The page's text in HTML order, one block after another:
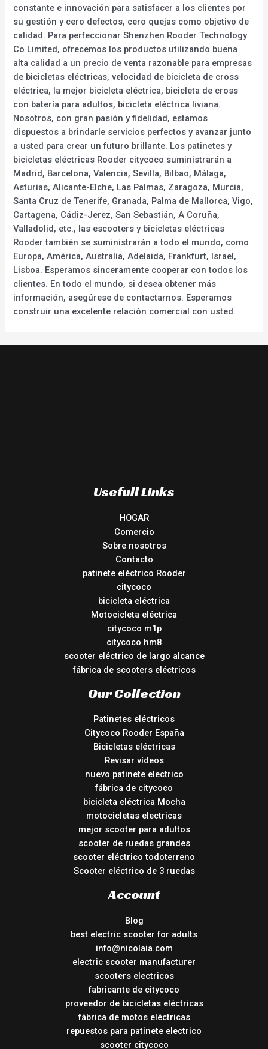
constante e innovación para satisfacer a los clientes por
su gestión y cero defectos, cero quejas como objetivo de
calidad. Para perfeccionar Shenzhen Rooder Technology
Co Limited, ofrecemos los productos utilizando buena
alta calidad a un precio de venta razonable para empresas
de bicicletas eléctricas, velocidad de bicicleta de cross
eléctrica, la mejor bicicleta eléctrica, bicicleta de cross
con batería para adultos, bicicleta eléctrica liviana.
Nosotros, con gran pasión y fidelidad, estamos
dispuestos a brindarle servicios perfectos y avanzar junto
a usted para crear un futuro brillante. Los patinetes y
bicicletas eléctricas Rooder citycoco suministrarán a
Madrid, Barcelona, Valencia, Sevilla, Bilbao, Málaga,
Asturias, Alicante-Elche, Las Palmas, Zaragoza, Murcia,
Santa Cruz de Tenerife, Granada, Palma de Mallorca, Vigo,
Cartagena, Cádiz-Jerez, San Sebastián, A Coruña,
Valladolid, etc., las escooters y bicicletas eléctricas
Rooder también se suministrarán a todo el mundo, como
Europa, América, Australia, Adelaida, Frankfurt, Israel,
Lisboa. Esperamos sinceramente cooperar con todos los
clientes. En todo el mundo, si desea obtener más
información, asegúrese de contactarnos. Esperamos
construir una excelente relación comercial con usted.
Usefull Links
HOGAR
Comercio
Sobre nosotros
Contacto
patinete eléctrico Rooder
citycoco
bicicleta eléctrica
Motocicleta eléctrica
citycoco m1p
citycoco hm8
scooter eléctrico de largo alcance
fábrica de scooters eléctricos
Our Collection
Patinetes eléctricos
Citycoco Rooder España
Bicicletas eléctricas
Revisar vídeos
nuevo patinete electrico
fábrica de citycoco
bicicleta eléctrica Mocha
motocicletas electricas
mejor scooter para adultos
scooter de ruedas grandes
scooter eléctrico todoterreno
Scooter eléctrico de 3 ruedas
Account
Blog
best electric scooter for adults
info@nicolaia.com
electric scooter manufacturer
scooters electricos
fabricante de citycoco
proveedor de bicicletas eléctricas
fábrica de motos eléctricas
repuestos para patinete electrico
scooter citycoco